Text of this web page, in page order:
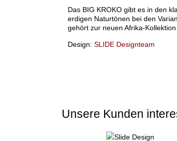
Das BIG KROKO gibt es in den
erdigen Naturtönen bei den
gehört zur neuen Afrika-Kollektion
Design: SLIDE Designteam
Unsere Kunden